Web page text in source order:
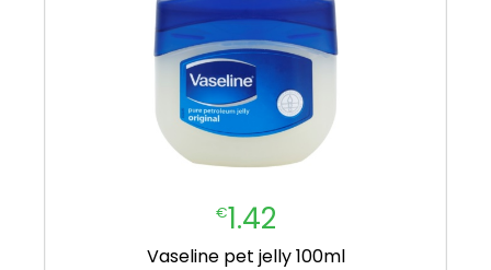
€1.42
vaseline pet jelly 100ml